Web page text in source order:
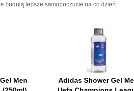
budują lepsze samopoczucie na co dzień.
Men
Adidas Shower Gel